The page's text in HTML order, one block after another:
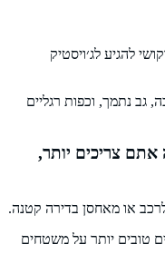
להגיע לג׳ויסטיק
גב נתמך, וכפות רגליים
צריכים יותר,
או מאחסן בדירה קטנה.
טובים יותר על משטחים